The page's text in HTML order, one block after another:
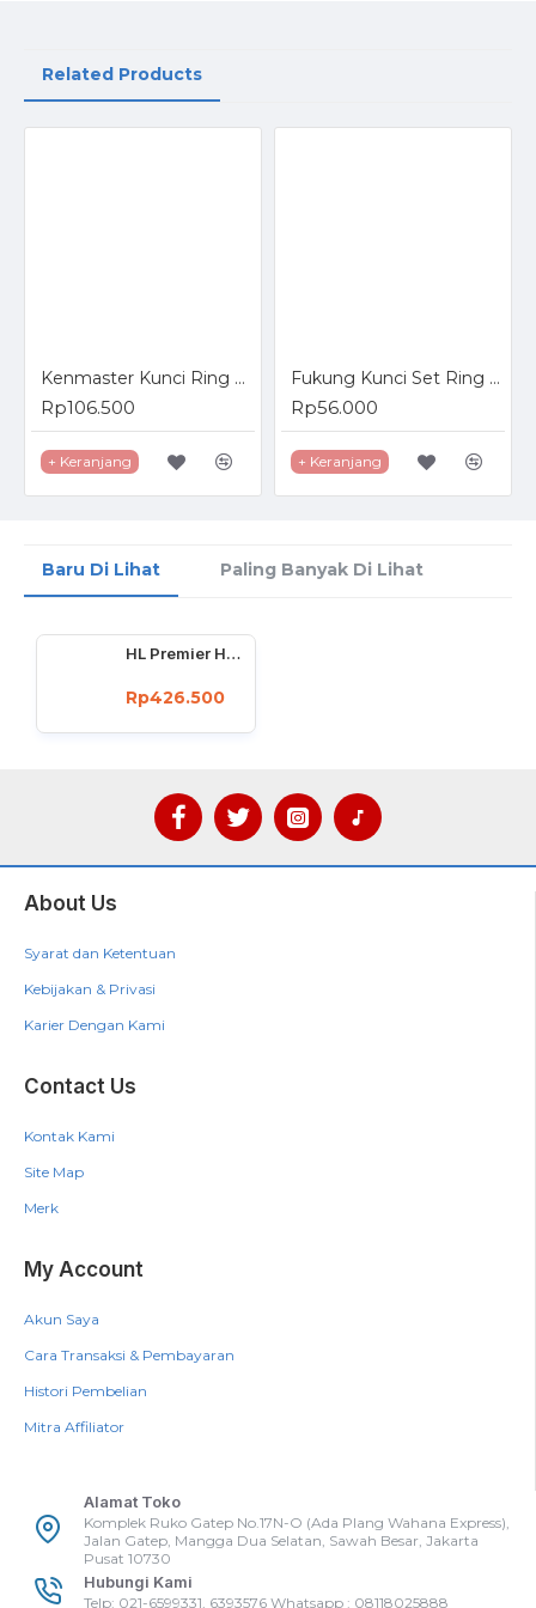
Related Products
Kenmaster Kunci Ring Pas 11 Pcs 8-22mm Combination Spanner Set
Rp106.500
+ Keranjang
Fukung Kunci Set Ring 8 Pcs 6-22 mm - Kunci Ring 6mm-22mm 8pcs
Rp56.000
+ Keranjang
Baru Di Lihat Paling Banyak Di Lihat
HL Premier HL72T20 Ratchet Handle Set Socket Wrench Kunci Sok Shock 1/2 Inch 20 Pcs
Rp426.500
About Us
Syarat dan Ketentuan
Kebijakan & Privasi
Karier Dengan Kami
Contact Us
Kontak Kami
Site Map
Merk
My Account
Akun Saya
Cara Transaksi & Pembayaran
Histori Pembelian
Mitra Affiliator
Alamat Toko
Komplek Ruko Gatep No.17N-O (Ada Plang Wahana Express),
Jalan Gatep, Mangga Dua Selatan, Sawah Besar, Jakarta
Pusat 10730
Hubungi Kami
Telp: 021-6599331, 6393576 Whatsapp : 08118025888